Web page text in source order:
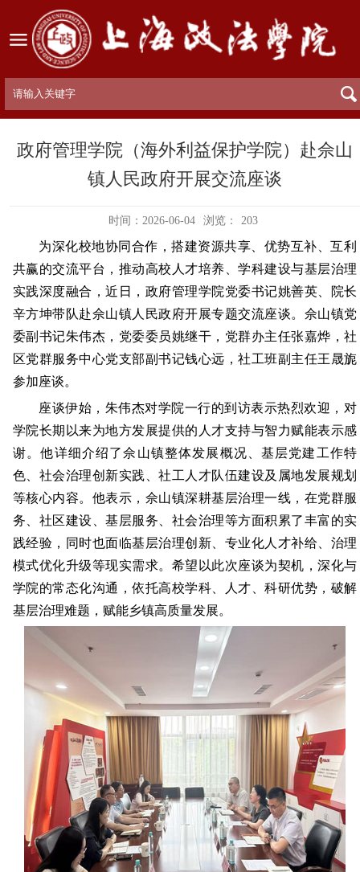
政府管理学院（海外利益保护学院）赴佘山
镇人民政府开展交流座谈
时间：2026-06-04 浏览： 203
为深化校地协同合作，搭建资源共享、优势互补、互利
共赢的交流平台，推动高校人才培养、学科建设与基层治理
实践深度融合，近日，政府管理学院党委书记姚善英、院长
辛方坤带队赴佘山镇人民政府开展专题交流座谈。佘山镇党
委副书记朱伟杰，党委委员姚继干，党群办主任张嘉烨，社
区党群服务中心党支部副书记钱心远，社工班副主任王晟旎
参加座谈。
座谈伊始，朱伟杰对学院一行的到访表示热烈欢迎，对
学院长期以来为地方发展提供的人才支持与智力赋能表示感
谢。他详细介绍了佘山镇整体发展概况、基层党建工作特
色、社会治理创新实践、社工人才队伍建设及属地发展规划
等核心内容。他表示，佘山镇深耕基层治理一线，在党群服
务、社区建设、基层服务、社会治理等方面积累了丰富的实
践经验，同时也面临基层治理创新、专业化人才补给、治理
模式优化升级等现实需求。希望以此次座谈为契机，深化与
学院的常态化沟通，依托高校学科、人才、科研优势，破解
基层治理难题，赋能乡镇高质量发展。